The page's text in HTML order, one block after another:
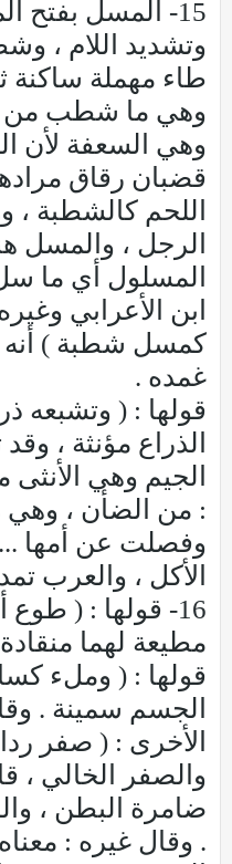
15- المسل بفتح
وتشديد اللام ،
طاء مهملة ساكنة
وهي ما شطب من
وهي السعفة لأن
قضبان رقاق
اللحم كالشطبة ،
الرجل ، والمسل
المسلول أي ما
ابن الأعرابي
كمسل شطبة )
غمده .
قولها : ( وتشبعه
الذراع مؤنثة ،
الجيم وهي الأنثى
: من الضأن ، وهي
وفصلت عن أمها ...
الأكل ، والعرب
16- قولها : ( طوع
مطيعة لهما
قولها : ( وملء
الجسم سمينة .
الأخرى : ( صفر
والصفر الخالي ،
ضامرة البطن ،
. وقال غيره :